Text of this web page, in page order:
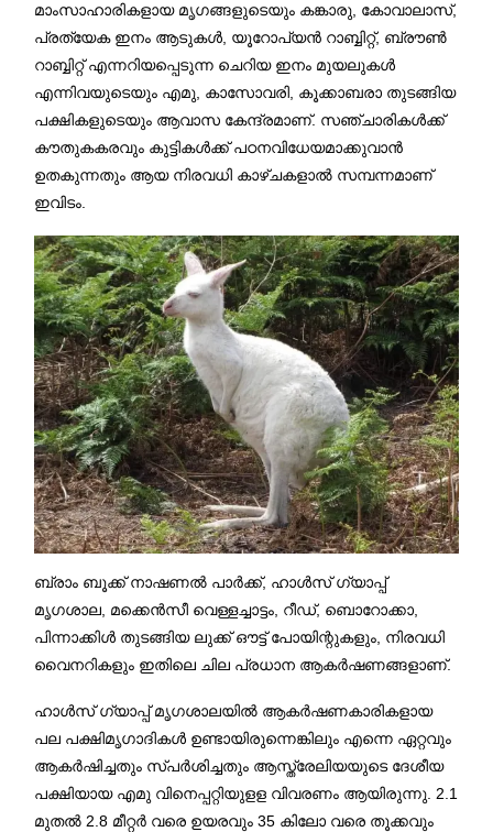
മാംസാഹാരികളായ മൃഗങ്ങളുടെയും കങ്കാരു, കോവാലാസ്,
പ്രത്യേക ഇനം ആടുകൾ, യൂറോപ്യൻ റാബ്ബിറ്റ്, ബ്രൗൺ
റാബ്ബിറ്റ് എന്നറിയപ്പെടുന്ന ചെറിയ ഇനം മുയലുകൾ
എന്നിവയുടെയും എമു, കാസോവരി, കൂക്കാബരാ തുടങ്ങിയ
പക്ഷികളുടെയും ആവാസ കേന്ദ്രമാണ്. സഞ്ചാരികൾക്ക്
കൗതുകകരവും കുട്ടികൾക്ക് പഠനവിധേയമാക്കുവാൻ
ഉതകുന്നതും ആയ നിരവധി കാഴ്ചകളാൽ സമ്പന്നമാണ്
ഇവിടം.
ബ്രാം ബൂക്ക് നാഷണൽ പാർക്ക്, ഹാൾസ് ഗ്യാപ്പ്
മൃഗശാല, മക്കെൻസീ വെള്ളച്ചാട്ടം, റീഡ്, ബൊറോക്കാ,
പിന്നാക്കിൾ തുടങ്ങിയ ലുക്ക് ഔട്ട് പോയിന്റുകളും, നിരവധി
വൈനറികളും ഇതിലെ ചില പ്രധാന ആകർഷണങ്ങളാണ്.
ഹാൾസ് ഗ്യാപ്പ് മൃഗശാലയിൽ ആകർഷണകാരികളായ
പല പക്ഷിമൃഗാദികൾ ഉണ്ടായിരുന്നെങ്കിലും എന്നെ ഏറ്റവും
ആകർഷിച്ചതും സ്പർശിച്ചതും ആസ്ത്രേലിയയുടെ ദേശീയ
പക്ഷിയായ എമു വിനെപ്പറ്റിയുളള വിവരണം ആയിരുന്നു. 2.1
മുതൽ 2.8 മീറ്റർ വരെ ഉയരവും 35 കിലോ വരെ തൂക്കവും